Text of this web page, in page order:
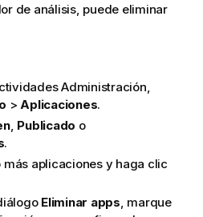
de análisis, puede eliminar
Administración,
>Aplicaciones.
, Publicado o
.
más aplicaciones y haga clic
Eliminar apps, marque